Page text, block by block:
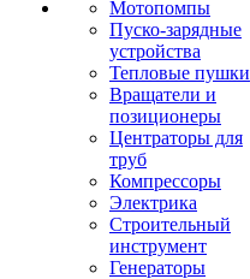
Мотопомпы
Пуско-зарядные
устройства
Тепловые пушки
Вращатели и
позиционеры
Центраторы для
труб
Компрессоры
Электрика
Строительный
инструмент
Генераторы